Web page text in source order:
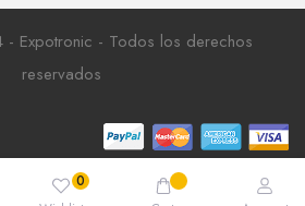
Expotronic - Todos los derechos
reservados